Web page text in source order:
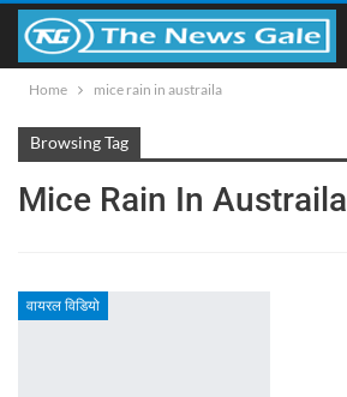
Home mice rain in austraila
Browsing Tag
Mice Rain In Austraila
वायरल विडियो